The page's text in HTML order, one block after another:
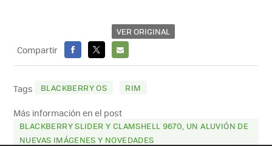
VER ORIGINAL
Compartir
FACEBOOK
X
E-
MAIL
Tags BLACKBERRY OS RIM
Más información en el post
BLACKBERRY SLIDER Y CLAMSHELL 9670, UN ALUVIÓN DE
NUEVAS IMÁGENES Y NOVEDADES